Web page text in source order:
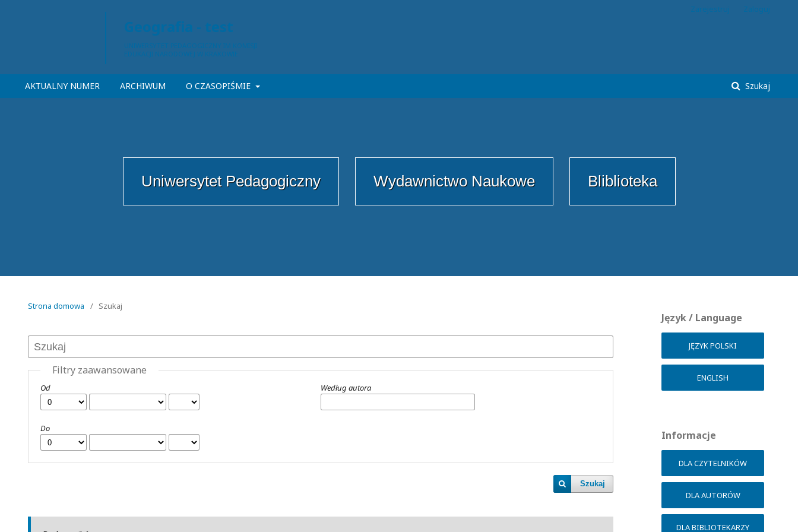
Geografia - test
AKTUALNY NUMER ARCHIWUM O CZASOPIŚMIE Szukaj
Zarejestruj Zaloguj
Uniwersytet Pedagogiczny Wydawnictwo Naukowe Bliblioteka
Strona domowa / Szukaj
Filtry zaawansowane
Od
Do
Według autora
Szukaj
Język / Language
JĘZYK POLSKI
ENGLISH
Informacje
DLA CZYTELNIKÓW
DLA AUTORÓW
DLA BIBLIOTEKARZY